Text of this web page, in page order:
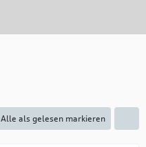
Alle als gelesen markieren